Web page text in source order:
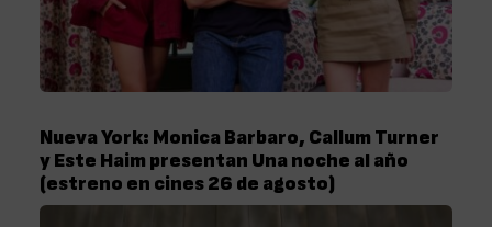
Nueva York: Monica Barbaro, Callum Turner
y Este Haim presentan Una noche al año
(estreno en cines 26 de agosto)